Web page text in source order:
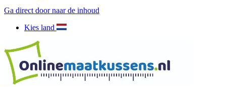
Ga direct door naar de inhoud
Kies land